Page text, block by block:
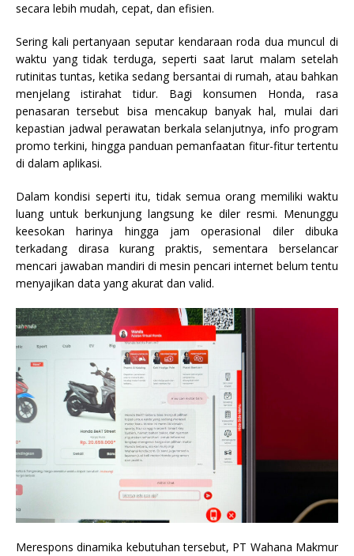
secara lebih mudah, cepat, dan efisien.
Sering kali pertanyaan seputar kendaraan roda dua muncul di
waktu yang tidak terduga, seperti saat larut malam setelah
rutinitas tuntas, ketika sedang bersantai di rumah, atau bahkan
menjelang istirahat tidur. Bagi konsumen Honda, rasa
penasaran tersebut bisa mencakup banyak hal, mulai dari
kepastian jadwal perawatan berkala selanjutnya, info program
promo terkini, hingga panduan pemanfaatan fitur-fitur tertentu
di dalam aplikasi.
Dalam kondisi seperti itu, tidak semua orang memiliki waktu
luang untuk berkunjung langsung ke diler resmi. Menunggu
keesokan harinya hingga jam operasional diler dibuka
terkadang dirasa kurang praktis, sementara berselancar
mencari jawaban mandiri di mesin pencari internet belum tentu
menyajikan data yang akurat dan valid.
Merespons dinamika kebutuhan tersebut, PT Wahana Makmur